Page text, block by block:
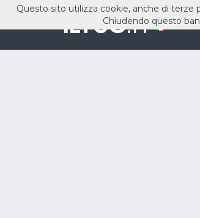
ILTUO.IT
Questo sito utilizza cookie, anche di terze
Chiudendo questo